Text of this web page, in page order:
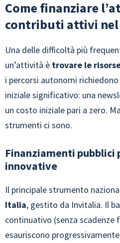
Come finanziare
contributi attivi nel
Una delle difficoltà più
un’attività è trovare le
i percorsi autonomi
iniziale significativo: una
un costo iniziale pari a zero.
strumenti ci sono.
Finanziamenti pubblici
innovative
Il principale strumento
Italia, gestito da Invitalia. Il
continuativo (senza scadenze
esauriscono